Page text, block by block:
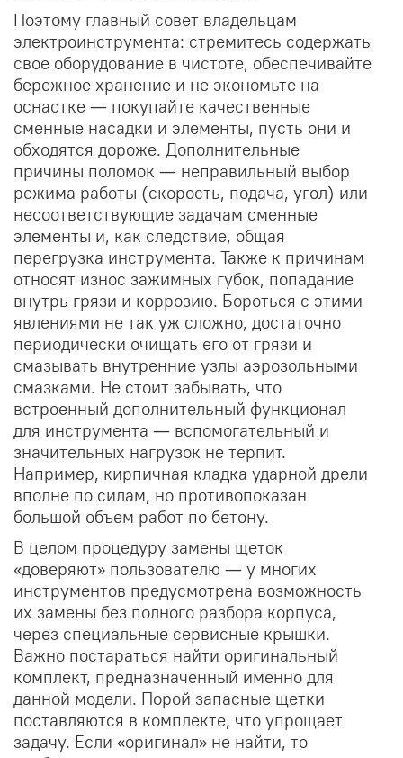
Поэтому главный совет владельцам
электроинструмента: стремитесь содержать
свое оборудование в чистоте, обеспечивайте
бережное хранение и не экономьте на
оснастке — покупайте качественные
сменные насадки и элементы, пусть они и
обходятся дороже. Дополнительные
причины поломок — неправильный выбор
режима работы (скорость, подача, угол) или
несоответствующие задачам сменные
элементы и, как следствие, общая
перегрузка инструмента. Также к причинам
относят износ зажимных губок, попадание
внутрь грязи и коррозию. Бороться с этими
явлениями не так уж сложно, достаточно
периодически очищать его от грязи и
смазывать внутренние узлы аэрозольными
смазками. Не стоит забывать, что
встроенный дополнительный функционал
для инструмента — вспомогательный и
значительных нагрузок не терпит.
Например, кирпичная кладка ударной дрели
вполне по силам, но противопоказан
большой объем работ по бетону.
В целом процедуру замены щеток
«доверяют» пользователю — у многих
инструментов предусмотрена возможность
их замены без полного разбора корпуса,
через специальные сервисные крышки.
Важно постараться найти оригинальный
комплект, предназначенный именно для
данной модели. Порой запасные щетки
поставляются в комплекте, что упрощает
задачу. Если «оригинал» не найти, то